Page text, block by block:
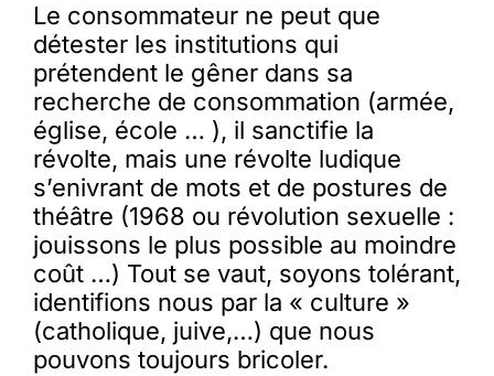
Le consommateur ne peut que
détester les institutions qui
prétendent le gêner dans sa
recherche de consommation (armée,
église, école … ), il sanctifie la
révolte, mais une révolte ludique
s’enivrant de mots et de postures de
théâtre (1968 ou révolution sexuelle :
jouissons le plus possible au moindre
coût …) Tout se vaut, soyons tolérant,
identifions nous par la « culture »
(catholique, juive,…) que nous
pouvons toujours bricoler.